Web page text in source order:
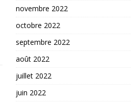
novembre 2022
octobre 2022
septembre 2022
août 2022
juillet 2022
juin 2022